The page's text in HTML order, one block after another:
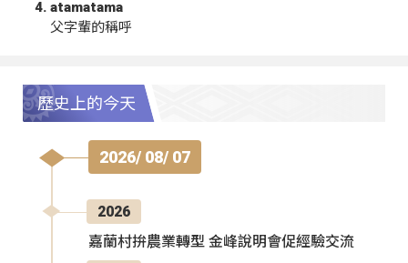
atamatama
父字輩的稱呼
歷史上的今天
2026/ 08/ 07
2026
嘉蘭村拚農業轉型 金峰說明會促經驗交流